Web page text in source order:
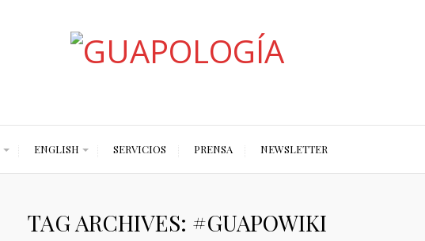
ENGLISH SERVICIOS PRENSA NEWSLETTER
TAG ARCHIVES: #GUAPOWIKI